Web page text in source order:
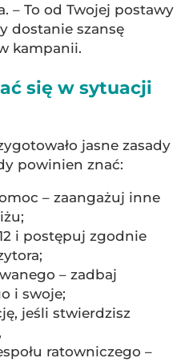
– To od Twojej postawy
dostanie szansę
kampanii.
się w sytuacji
jasne zasady
powinien znać:
– zaangażuj inne
i postępuj zgodnie
– zadbaj
i swoje;
jeśli stwierdzisz
ratowniczego –